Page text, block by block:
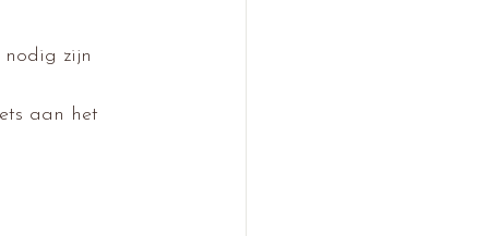
zijn
aan het